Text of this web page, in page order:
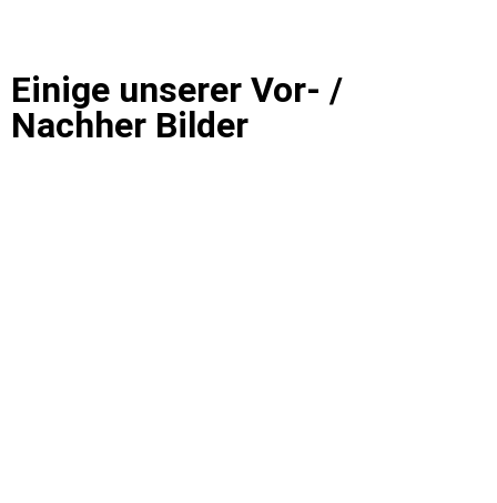
Einige unserer Vor- /
Nachher Bilder